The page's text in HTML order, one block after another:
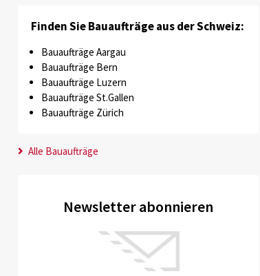
Finden Sie Bauaufträge aus der Schweiz:
Bauaufträge Aargau
Bauaufträge Bern
Bauaufträge Luzern
Bauaufträge St.Gallen
Bauaufträge Zürich
Alle Bauaufträge
Newsletter abonnieren